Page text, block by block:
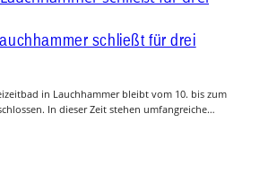
schließt für drei
in Lauchhammer bleibt vom 10. bis zum
In dieser Zeit stehen umfangreiche…